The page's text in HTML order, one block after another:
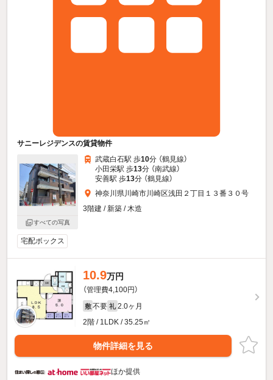
サニーレジデンスの賃貸物件
すべての写真
武蔵白石駅 歩10分 （鶴見線）
小田栄駅 歩13分 （南武線）
安善駅 歩13分 （鶴見線）
神奈川県川崎市川崎区浅田２丁目１３番３０号
3階建 / 新築 / 木造
宅配ボックス
10.9万円
（管理費4,100円）
敷 不要 礼 2.0ヶ月
2階 / 1LDK / 35.25㎡
物件詳細を見る
ほか提供